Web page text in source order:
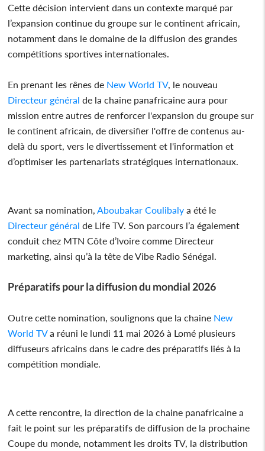
Cette décision intervient dans un contexte marqué par
l’expansion continue du groupe sur le continent africain,
notamment dans le domaine de la diffusion des grandes
compétitions sportives internationales.
En prenant les rênes de New World TV, le nouveau
Directeur général de la chaine panafricaine aura pour
mission entre autres de renforcer l'expansion du groupe sur
le continent africain, de diversifier l'offre de contenus au-
delà du sport, vers le divertissement et l'information et
d’optimiser les partenariats stratégiques internationaux.
Avant sa nomination, Aboubakar Coulibaly a été le
Directeur général de Life TV. Son parcours l’a également
conduit chez MTN Côte d’Ivoire comme Directeur
marketing, ainsi qu’à la tête de Vibe Radio Sénégal.
Préparatifs pour la diffusion du mondial 2026
Outre cette nomination, soulignons que la chaine New
World TVa réuni le lundi 11 mai 2026 à Lomé plusieurs
diffuseurs africains dans le cadre des préparatifs liés à la
compétition mondiale.
A cette rencontre, la direction de la chaine panafricaine a
fait le point sur les préparatifs de diffusion de la prochaine
Coupe du monde, notamment les droits TV, la distribution